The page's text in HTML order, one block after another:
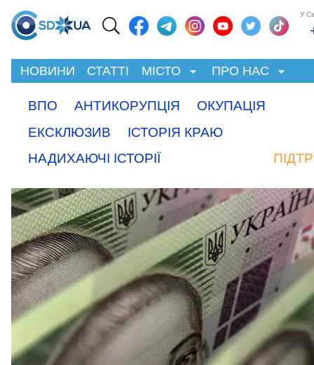
У
НОВИНИ СТАТТІ МІСТО ПРО НАС
ВПО АНТИКОРУПЦІЯ
ОКУПАЦІЯ
ЕКСКЛЮЗИВ
ІСТОРІЯ КРАЮ
НАДИХАЮЧІ ІСТОРІЇ